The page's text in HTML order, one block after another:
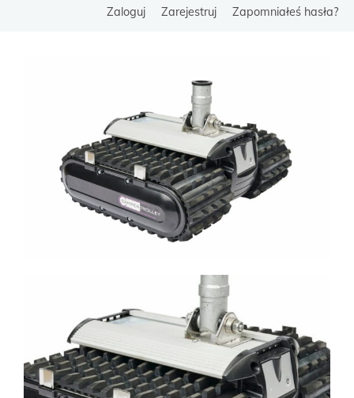
Zaloguj Zarejestruj Zapomniałeś hasła?